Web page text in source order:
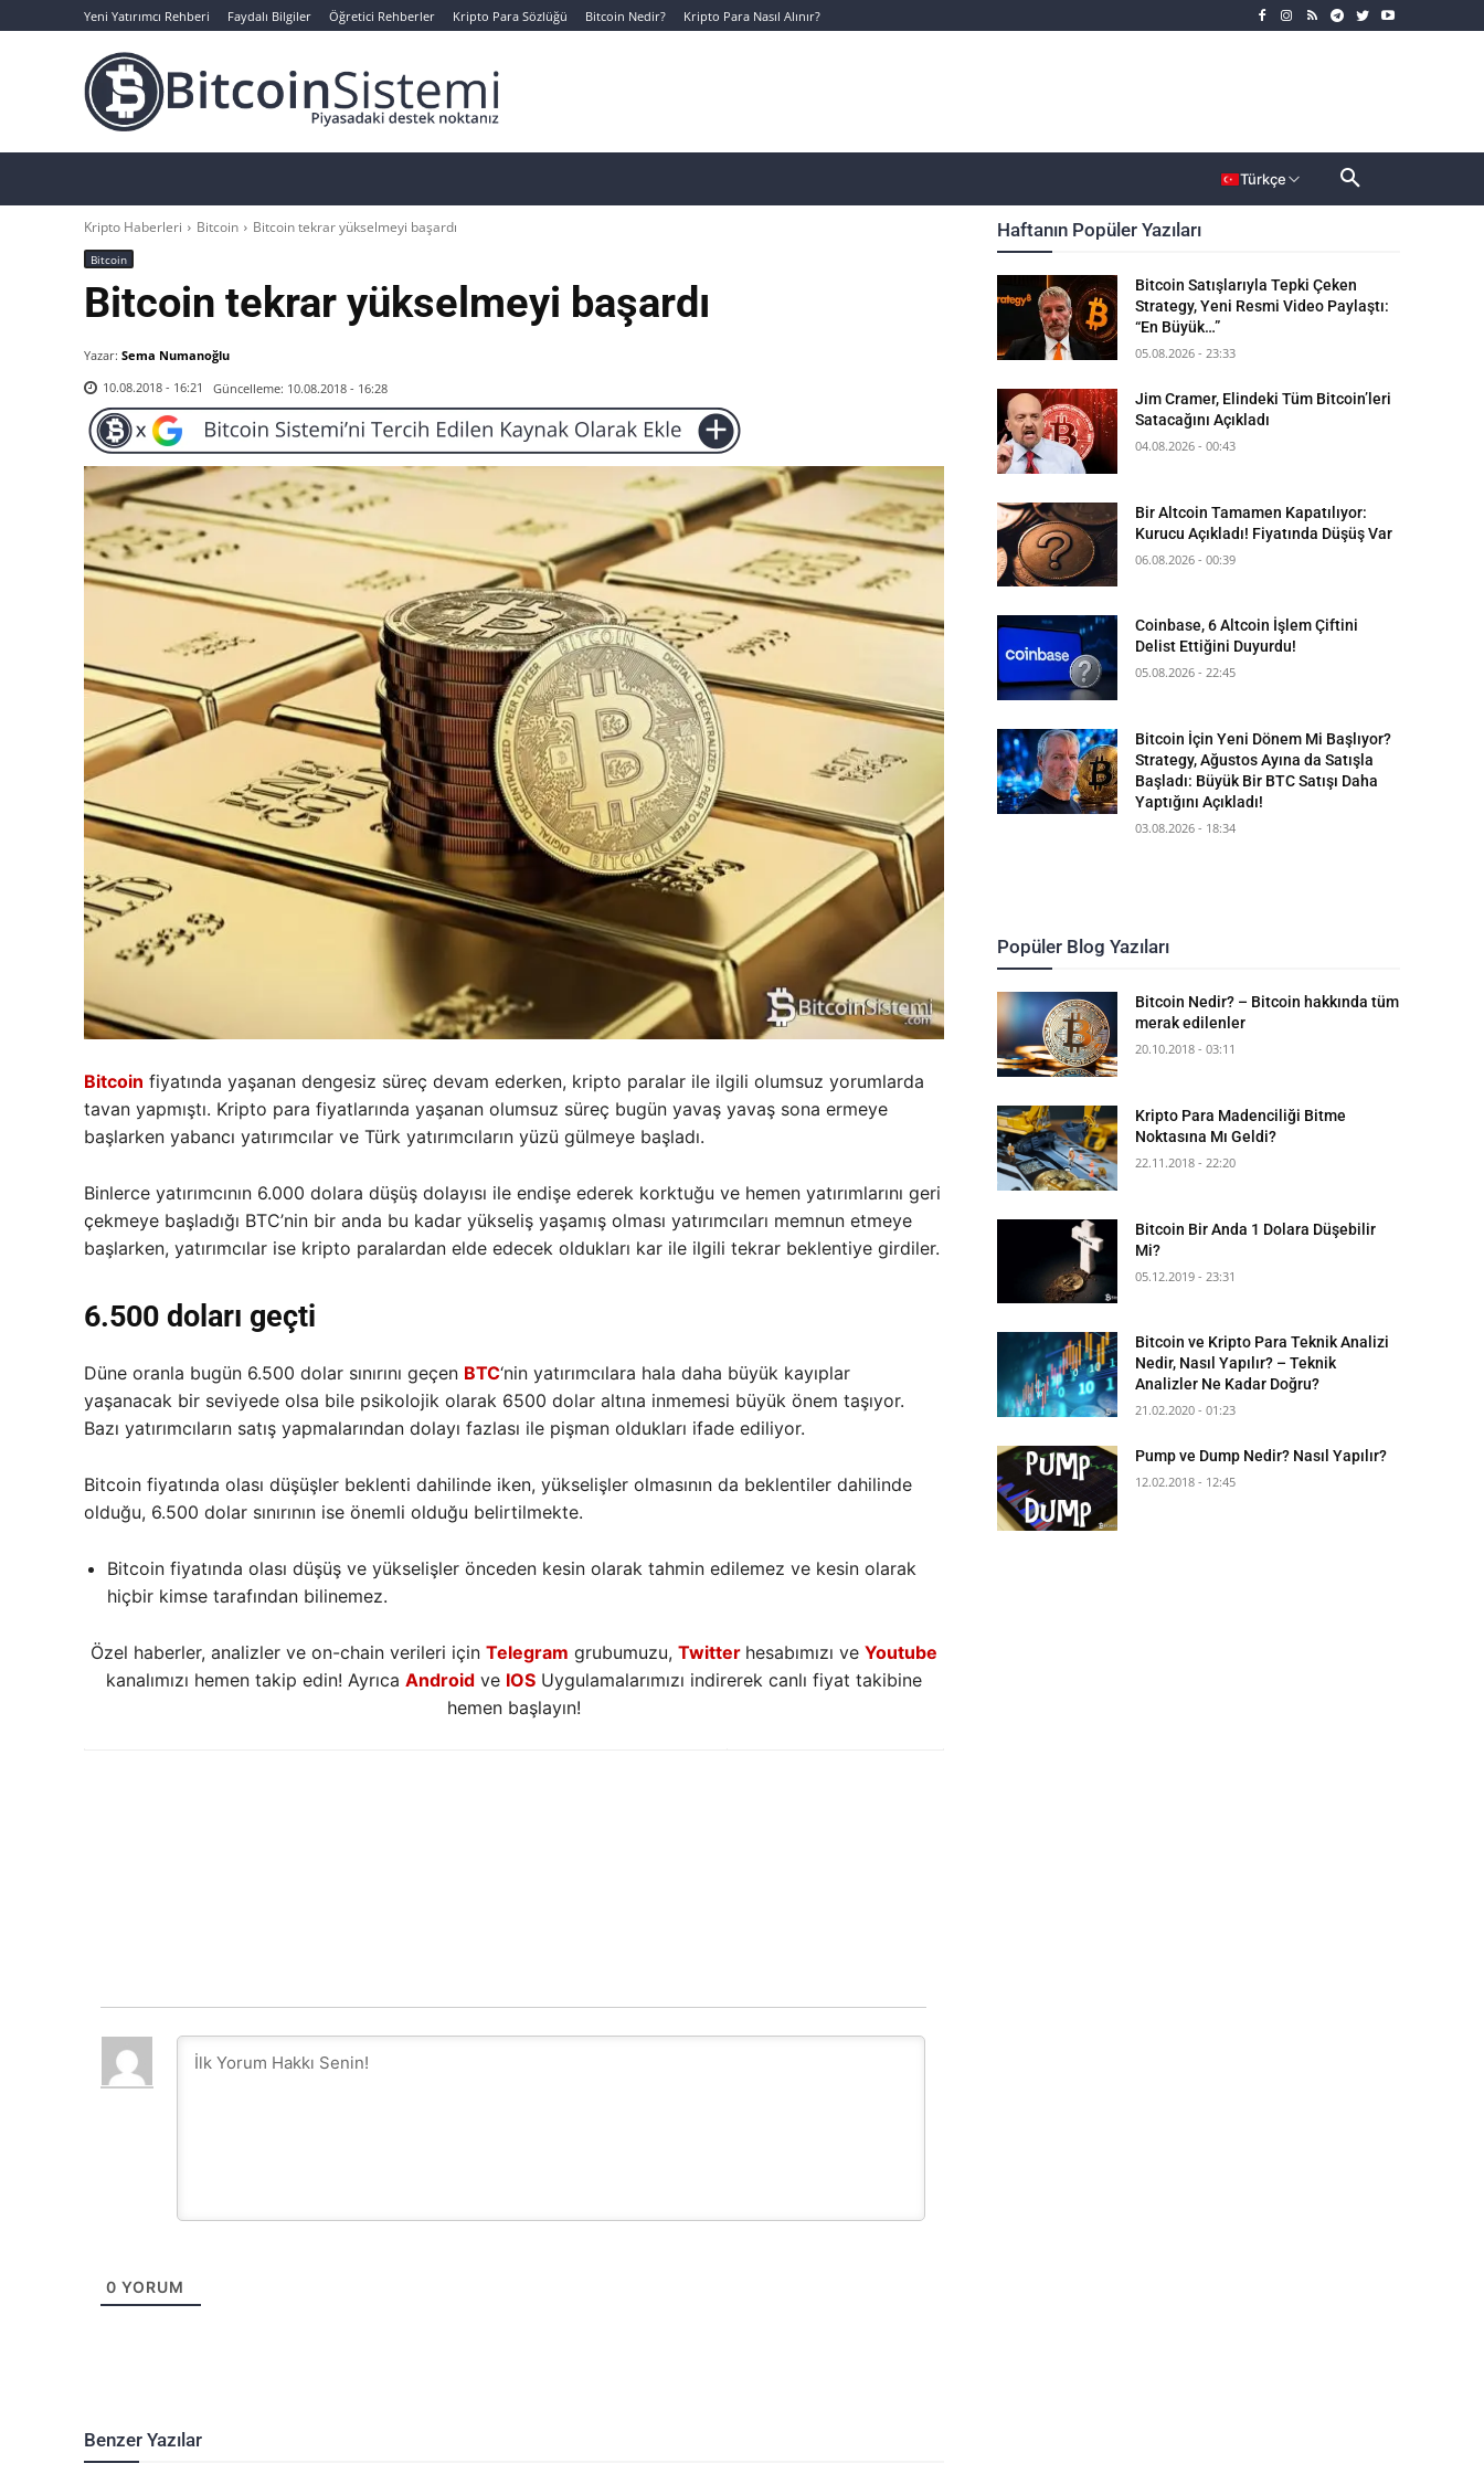
Yeni Yatırımcı Rehberi Faydalı Bilgiler Öğretici Rehberler Kripto Para Sözlüğü Bitcoin Nedir? Kripto Para Nasıl Alınır?
Türkçe
Kripto Haberleri Bitcoin Bitcoin tekrar yükselmeyi başardı
Bitcoin
Bitcoin tekrar yükselmeyi başardı
Yazar: Sema Numanoğlu
10.08.2018 - 16:21
Güncelleme: 10.08.2018 - 16:28
Bitcoin fiyatında yaşanan dengesiz süreç devam ederken, kripto paralar ile ilgili olumsuz yorumlarda
tavan yapmıştı. Kripto para fiyatlarında yaşanan olumsuz süreç bugün yavaş yavaş sona ermeye
başlarken yabancı yatırımcılar ve Türk yatırımcıların yüzü gülmeye başladı.
Binlerce yatırımcının 6.000 dolara düşüş dolayısı ile endişe ederek korktuğu ve hemen yatırımlarını geri
çekmeye başladığı BTC’nin bir anda bu kadar yükseliş yaşamış olması yatırımcıları memnun etmeye
başlarken, yatırımcılar ise kripto paralardan elde edecek oldukları kar ile ilgili tekrar beklentiye girdiler.
6.500 doları geçti
Düne oranla bugün 6.500 dolar sınırını geçen BTC‘nin yatırımcılara hala daha büyük kayıplar
yaşanacak bir seviyede olsa bile psikolojik olarak 6500 dolar altına inmemesi büyük önem taşıyor.
Bazı yatırımcıların satış yapmalarından dolayı fazlası ile pişman oldukları ifade ediliyor.
Bitcoin fiyatında olası düşüşler beklenti dahilinde iken, yükselişler olmasının da beklentiler dahilinde
olduğu, 6.500 dolar sınırının ise önemli olduğu belirtilmekte.
Bitcoin fiyatında olası düşüş ve yükselişler önceden kesin olarak tahmin edilemez ve kesin olarak
hiçbir kimse tarafından bilinemez.
Özel haberler, analizler ve on-chain verileri için Telegram grubumuzu, Twitter hesabımızı ve Youtube
kanalımızı hemen takip edin! Ayrıca Androidve IOSUygulamalarımızı indirerek canlı fiyat takibine
hemen başlayın!
0 YORUM
Benzer Yazılar
Haftanın Popüler Yazıları
Bitcoin Satışlarıyla Tepki Çeken
Strategy, Yeni Resmi Video Paylaştı:
“En Büyük…”
05.08.2026 - 23:33
Jim Cramer, Elindeki Tüm Bitcoin’leri
Satacağını Açıkladı
04.08.2026 - 00:43
Bir Altcoin Tamamen Kapatılıyor:
Kurucu Açıkladı! Fiyatında Düşüş Var
06.08.2026 - 00:39
Coinbase, 6 Altcoin İşlem Çiftini
Delist Ettiğini Duyurdu!
05.08.2026 - 22:45
Bitcoin İçin Yeni Dönem Mi Başlıyor?
Strategy, Ağustos Ayına da Satışla
Başladı: Büyük Bir BTC Satışı Daha
Yaptığını Açıkladı!
03.08.2026 - 18:34
Popüler Blog Yazıları
Bitcoin Nedir? – Bitcoin hakkında tüm
merak edilenler
20.10.2018 - 03:11
Kripto Para Madenciliği Bitme
Noktasına Mı Geldi?
22.11.2018 - 22:20
Bitcoin Bir Anda 1 Dolara Düşebilir
Mi?
05.12.2019 - 23:31
Bitcoin ve Kripto Para Teknik Analizi
Nedir, Nasıl Yapılır? – Teknik
Analizler Ne Kadar Doğru?
21.02.2020 - 01:23
Pump ve Dump Nedir? Nasıl Yapılır?
12.02.2018 - 12:45